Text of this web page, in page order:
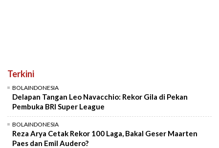
Terkini
BOLAINDONESIA
Delapan Tangan Leo Navacchio: Rekor Gila di Pekan
Pembuka BRI Super League
BOLAINDONESIA
Reza Arya Cetak Rekor 100 Laga, Bakal Geser Maarten
Paes dan Emil Audero?